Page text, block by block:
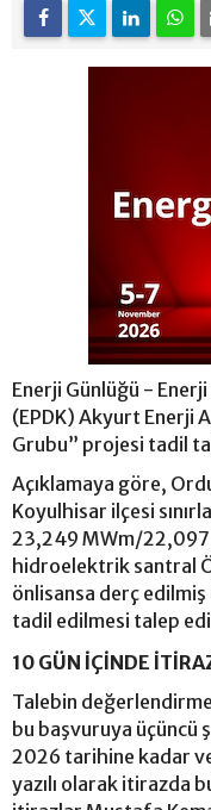
Enerji Günlüğü -
(EPDK) Akyurt Enerji
Grubu” projesi tadil
Açıklamaya göre,
Koyulhisar ilçesi
23,249 MWm/22,097
hidroelektrik santral
önlisansa derç
tadil edilmesi talep
10 GÜN İÇİNDE
Talebin
bu başvuruya üçüncü
2026 tarihine kadar
yazılı olarak itirazda